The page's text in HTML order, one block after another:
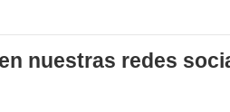
nuestras redes